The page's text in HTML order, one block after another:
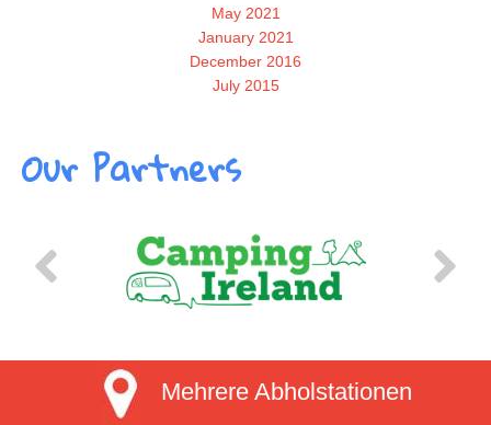
May 2021
January 2021
December 2016
July 2015
Our Partners
Mehrere Abholstationen